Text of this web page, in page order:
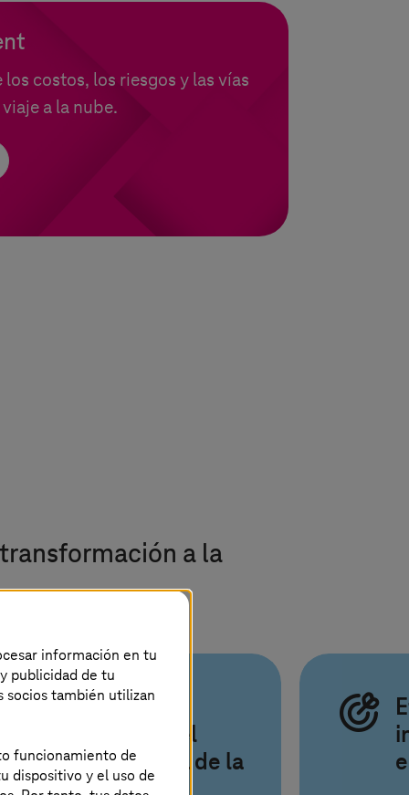
costos, los riesgos y las vías
a la nube.
a la
Experiencia
integral en el
ciclo de vida de la
información en tu
publicidad de tu
socios también utilizan
funcionamiento de
dispositivo y el uso de